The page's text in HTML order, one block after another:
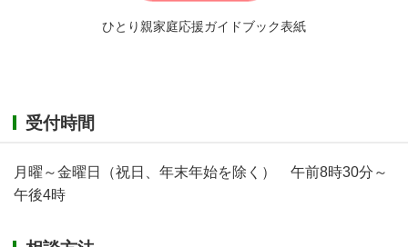
ひとり親家庭応援ガイドブック表紙
受付時間
月曜～金曜日（祝日、年末年始を除く） 午前8時30分～
午後4時